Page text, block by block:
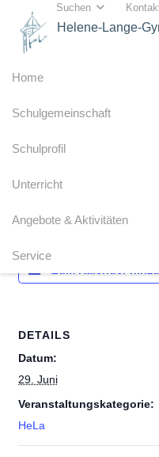
Suchen
Helene-Lange-
Home
Schulgemeinschaft
Schulprofil
Unterricht
Angebote & Aktivitäten
Service
DETAILS
Datum:
29. Juni
Veranstaltungskategorie:
HeLa